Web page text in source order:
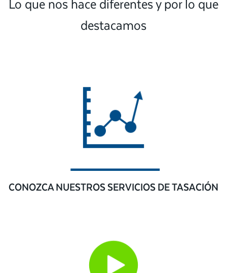
Lo que nos hace diferentes y por lo que
destacamos
CONOZCA NUESTROS SERVICIOS DE TASACIÓN